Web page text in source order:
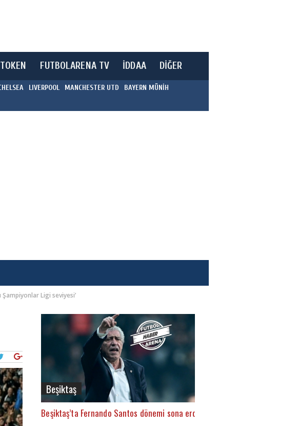
FUTBOLARENA TV İDDAA DİĞER
LIVERPOOL MANCHESTER UTD
BAYERN MÜNİH
Şampiyonlar Ligi seviyesi’
Beşiktaş
Beşiktaş’ta Fernando Santos dönemi sona erdi